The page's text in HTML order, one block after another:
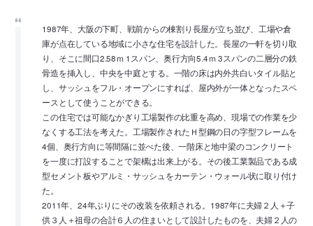
1987年、大阪の下町、戦前からの棟割り長屋が立ち並び、工場や倉
庫が点在している地域に小さな住宅を設計した。長屋の一軒を切り取
り、そこに間口2.58ｍ 1スパン、奥行方向5.4ｍ 3スパンの二層分の鉄
骨造を挿入し、中央を中庭とする。一階の床は内外共白いタイル貼と
し、サッシュをフル・オープンにすれば、屋内外が一体となったスペ
ースとして使うことができる。
この住宅では可能なかぎり工場製作の比重を高め、現場での作業を少
なくする工法を考えた。工場製作されたＨ型鋼の日の字型フレームを
4個、奥行方向に等間隔に並べた後、一階床と地中梁のコンクリート
を一度に打設することで架構は出来上がる。その後工業製品である成
型セメント板やアルミ・サッシュをカーテン・ウォール状に取り付け
た。
2011年、24年ぶりにその改装を依頼される。1987年に夫婦２人＋子
供３人＋祖母の合計６人の住まいとして設計したものを、夫婦２人の